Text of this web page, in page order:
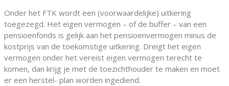
Onder het FTK wordt een (voorwaardelijke) uitkering
toegezegd. Het eigen vermogen – of de buffer – van een
pensioenfonds is gelijk aan het pensioenvermogen minus de
kostprijs van de toekomstige uitkering. Dreigt het eigen
vermogen onder het vereist eigen vermogen terecht te
komen, dan krijg je met de toezichthouder te maken en moet
er een herstel- plan worden ingediend.